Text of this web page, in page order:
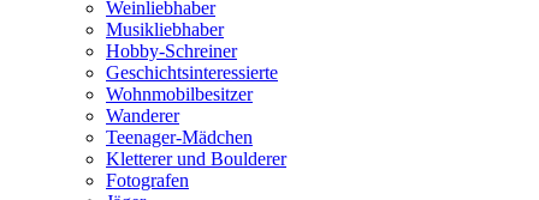
Weinliebhaber
Musikliebhaber
Hobby-Schreiner
Geschichtsinteressierte
Wohnmobilbesitzer
Wanderer
Teenager-Mädchen
Kletterer und Boulderer
Fotografen